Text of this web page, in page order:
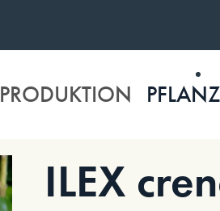
PRODUKTION
ILEX